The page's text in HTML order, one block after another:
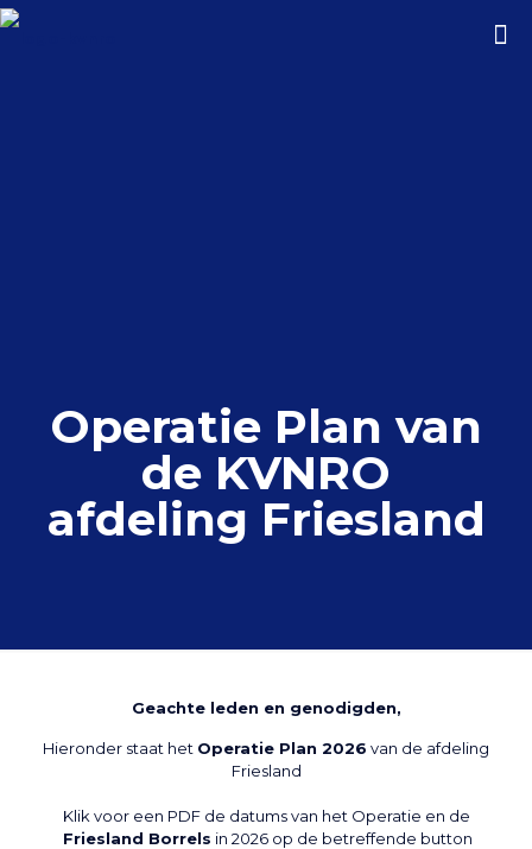
Operatie Plan van
de KVNRO
afdeling Friesland
Geachte leden en genodigden,
Hieronder staat het Operatie Plan 2026 van de afdeling
Friesland
Klik voor een PDF de datums van het Operatie en de
Friesland Borrels in 2026 op de betreffende button